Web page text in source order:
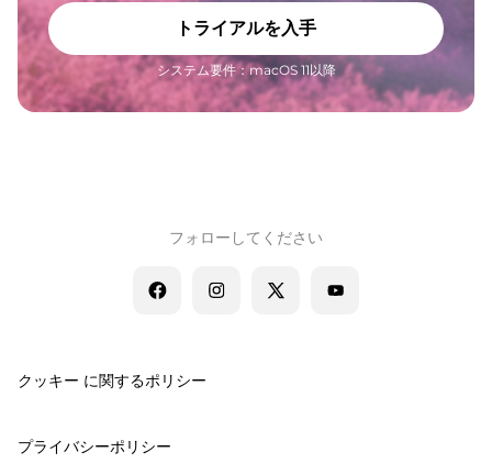
トライアルを入手
システム要件：macOS 11以降
クッキー に関するポリシー
プライバシーポリシー
フォローしてください